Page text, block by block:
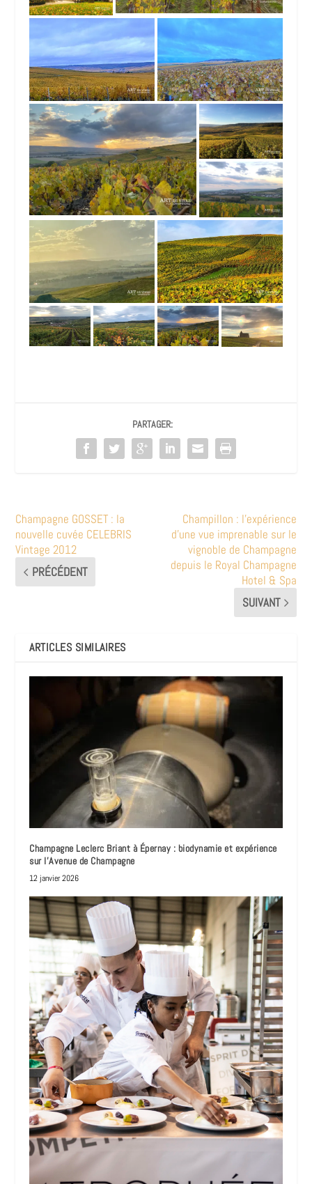
PARTAGER:
Champagne GOSSET : la
nouvelle cuvée CELEBRIS
Vintage 2012
PRÉCÉDENT
Champillon : l’expérience
d’une vue imprenable sur le
vignoble de Champagne
depuis le Royal Champagne
Hotel & Spa
SUIVANT
ARTICLES SIMILAIRES
Champagne Leclerc Briant à Épernay : biodynamie et expérience
sur l’Avenue de Champagne
12 janvier 2026